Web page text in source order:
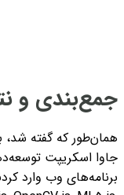
جمع‌بندی و
همان‌طور که گفته شد،
جاوا اسکریپت
برنامه‌های وب وارد